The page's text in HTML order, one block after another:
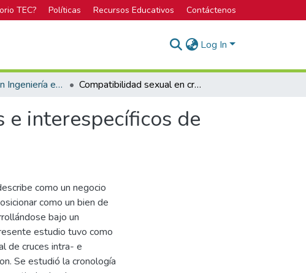
TEC? Políticas Recursos Educativos Contáctenos
Log In
Bachillerato en Ingeniería en Biotecnología Compatibilidad sexual en cruces intraespecíficos e interespecíficos de Penstemon
interespecíficos de
como un negocio
como un bien de
bajo un
estudio tuvo como
de cruces intra- e
Se estudió la cronología